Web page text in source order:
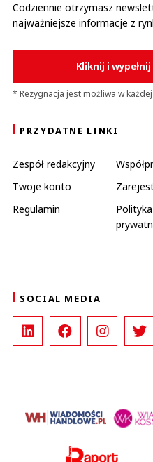
Codziennie otrzymasz
najważniejsze informacje z
Kliknij i
* Rezygnacja jest możliwa w
PRZYDATNE LINKI
Zespół redakcyjny
Twoje konto
Regulamin
Polityka
SOCIAL MEDIA